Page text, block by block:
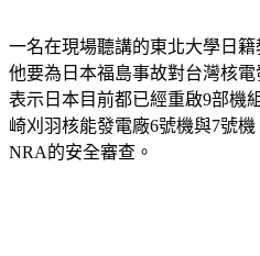
一名在現場聽講的東北大學日
他要為日本福島事故對台灣核
表示日本目前都已經重啟9部機
崎刈羽核能發電廠6號機與7號
NRA的安全審查。